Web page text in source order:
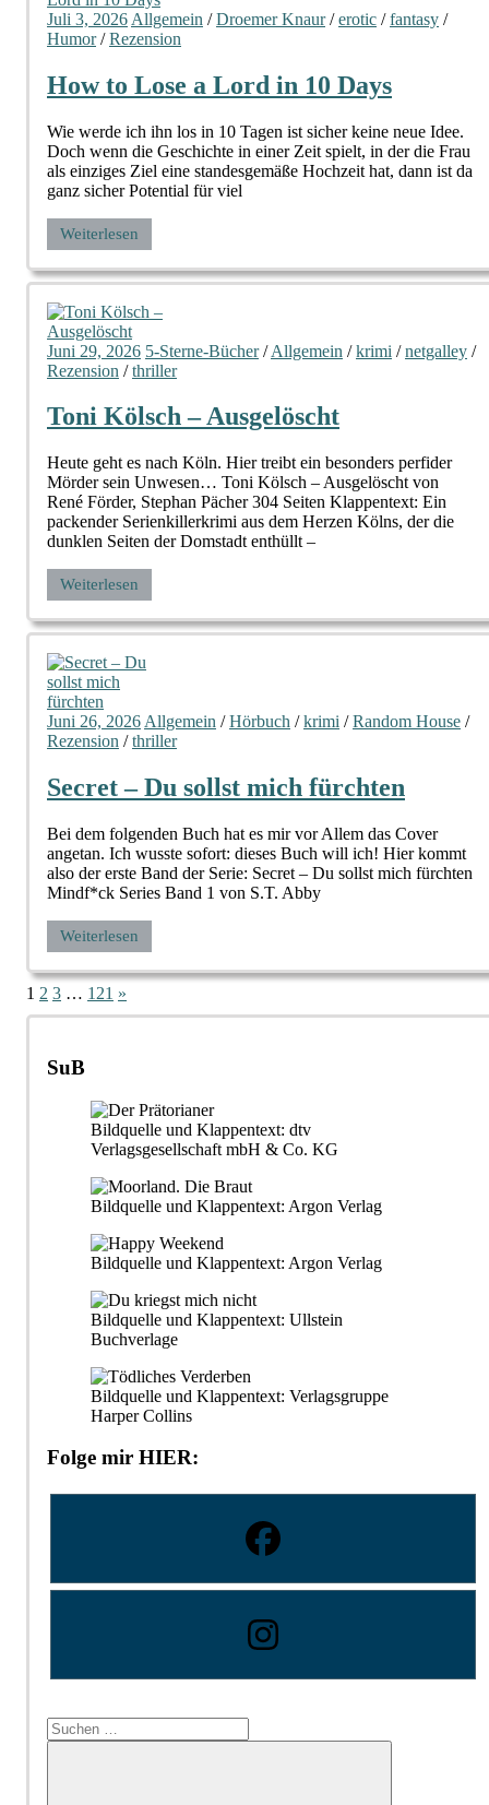
Juli 3, 2026 Allgemein /Droemer Knaur/erotic /fantasy /
Humor/Rezension
How to Lose a Lord in 10 Days
Wie werde ich ihn los in 10 Tagen ist sicher keine neue Idee.
Doch wenn die Geschichte in einer Zeit spielt, in der die Frau
als einziges Ziel eine standesgemäße Hochzeit hat, dann ist da
ganz sicher Potential für viel
Weiterlesen
Juni 29, 2026 5-Sterne-Bücher/Allgemein /krimi /netgalley /
Rezension /thriller
Toni Kölsch – Ausgelöscht
Heute geht es nach Köln. Hier treibt ein besonders perfider
Mörder sein Unwesen… Toni Kölsch – Ausgelöscht von
René Förder, Stephan Pächer 304 Seiten Klappentext: Ein
packender Serienkillerkrimi aus dem Herzen Kölns, der die
dunklen Seiten der Domstadt enthüllt –
Weiterlesen
Juni 26, 2026 Allgemein /Hörbuch /krimi /Random House /
Rezension /thriller
Secret – Du sollst mich fürchten
Bei dem folgenden Buch hat es mir vor Allem das Cover
angetan. Ich wusste sofort: dieses Buch will ich! Hier kommt
also der erste Band der Serie: Secret – Du sollst mich fürchten
Mindf*ck Series Band 1 von S.T. Abby
Weiterlesen
Seitennummerierung
der
Beiträge
1 2 3 … 121 Nächste
Beiträge
»
SuB
Bildquelle und Klappentext: dtv
Verlagsgesellschaft mbH & Co. KG
Bildquelle und Klappentext: Argon Verlag
Bildquelle und Klappentext: Argon Verlag
Bildquelle und Klappentext: Ullstein
Buchverlage
Bildquelle und Klappentext: Verlagsgruppe
Harper Collins
Folge mir HIER:
Suchen
nach: